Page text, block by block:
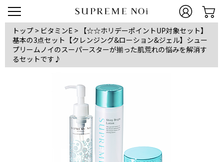
トップ > ビタミンE > 【☆☆ホリデーポイントUP対象セット】
基本の3点セット【クレンジング&ローション&ジェル】シュー
プリームノイのスーパースターが揃った肌荒れの悩みを解消す
るセットです♪